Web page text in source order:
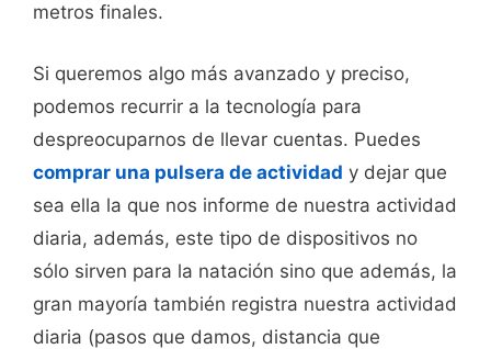
metros finales.
Si queremos algo más avanzado y preciso,
podemos recurrir a la tecnología para
despreocuparnos de llevar cuentas. Puedes
comprar una pulsera de actividad y dejar que
sea ella la que nos informe de nuestra actividad
diaria, además, este tipo de dispositivos no
sólo sirven para la natación sino que además, la
gran mayoría también registra nuestra actividad
diaria (pasos que damos, distancia que